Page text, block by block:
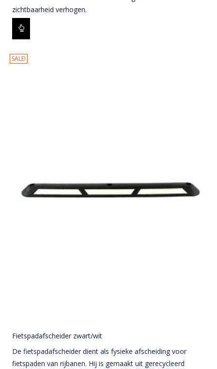
zichtbaarheid verhogen.
SALE!
Fietspadafscheider zwart/wit
De fietspadafscheider dient als fysieke afscheiding voor
fietspaden van rijbanen. Hij is gemaakt uit gerecycleerd